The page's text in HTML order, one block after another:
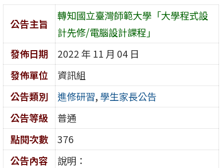
公告主旨
轉知國立臺灣師範大學「大學程式設
計先修/電腦設計課程」
發佈日期
2022 年 11 月 04 日
發佈單位
資訊組
公告類別
進修研習, 學生家長公告
公告等級
普通
點閱次數
376
公告內容
說明：